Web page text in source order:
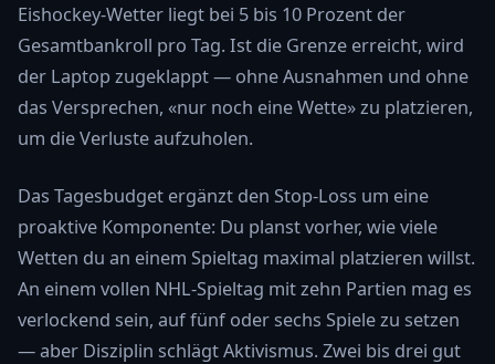
Eishockey-Wetter liegt bei 5 bis 10 Prozent der
Gesamtbankroll pro Tag. Ist die Grenze erreicht, wird
der Laptop zugeklappt — ohne Ausnahmen und ohne
das Versprechen, «nur noch eine Wette» zu platzieren,
um die Verluste aufzuholen.
Das Tagesbudget ergänzt den Stop-Loss um eine
proaktive Komponente: Du planst vorher, wie viele
Wetten du an einem Spieltag maximal platzieren willst.
An einem vollen NHL-Spieltag mit zehn Partien mag es
verlockend sein, auf fünf oder sechs Spiele zu setzen
— aber Disziplin schlägt Aktivismus. Zwei bis drei gut